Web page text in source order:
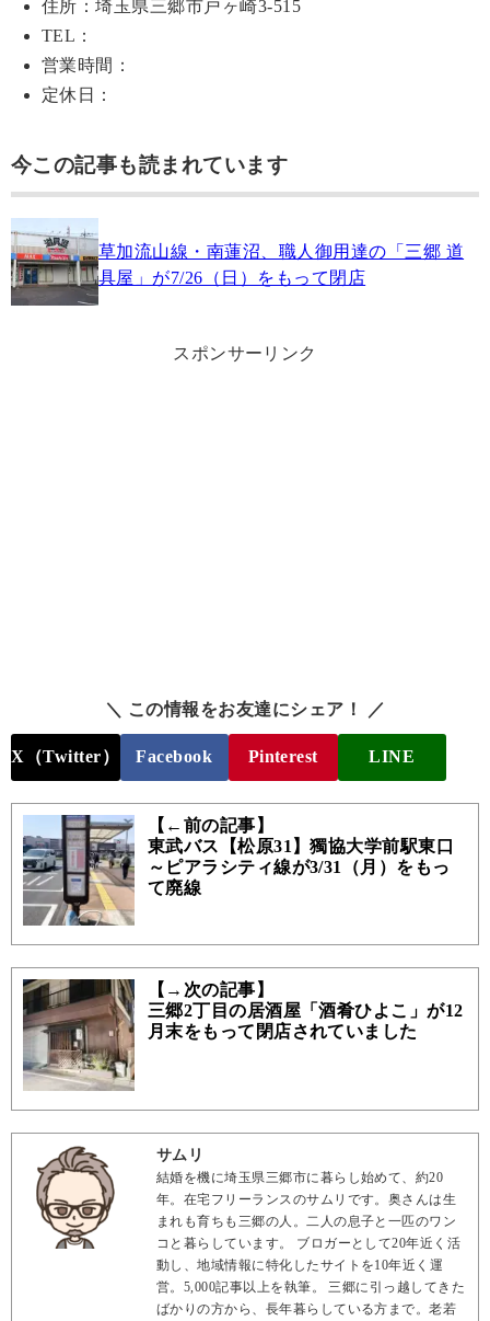
住所：埼玉県三郷市戸ヶ崎3-515
TEL：
営業時間：
定休日：
今この記事も読まれています
草加流山線・南蓮沼、職人御用達の「三郷 道
具屋」が7/26（日）をもって閉店
スポンサーリンク
＼ この情報をお友達にシェア！ ／
X（Twitter） Facebook Pinterest LINE
【←前の記事】
東武バス【松原31】獨協大学前駅東口
～ピアラシティ線が3/31（月）をもっ
て廃線
【→次の記事】
三郷2丁目の居酒屋「酒肴ひよこ」が12
月末をもって閉店されていました
サムリ
結婚を機に埼玉県三郷市に暮らし始めて、約20
年。在宅フリーランスのサムリです。奥さんは生
まれも育ちも三郷の人。二人の息子と一匹のワン
コと暮らしています。 ブロガーとして20年近く活
動し、地域情報に特化したサイトを10年近く運
営。5,000記事以上を執筆。 三郷に引っ越してきた
ばかりの方から、長年暮らしている方まで。老若